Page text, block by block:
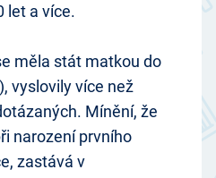
let a více.
měla stát matkou do
vyslovily více než
Mínění, že
narození prvního
zastává v